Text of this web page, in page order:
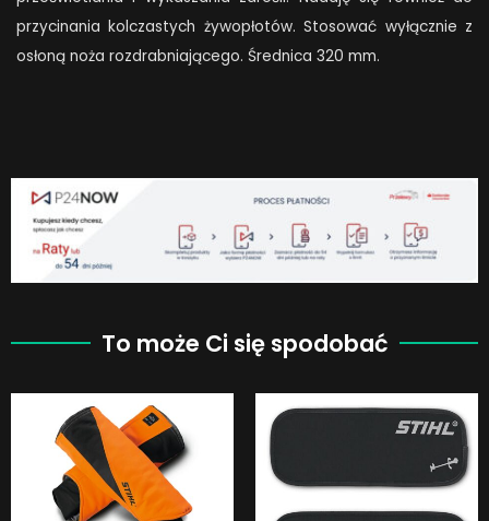
przycinania kolczastych żywopłotów. Stosować wyłącznie z
osłoną noża rozdrabniającego. Średnica 320 mm.
To może Ci się spodobać